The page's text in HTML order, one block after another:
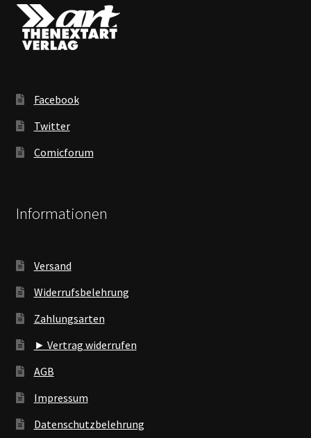
Facebook
Twitter
Comicforum
Informationen
Versand
Widerrufsbelehrung
Zahlungsarten
► Vertrag widerrufen
AGB
Impressum
Datenschutzbelehrung